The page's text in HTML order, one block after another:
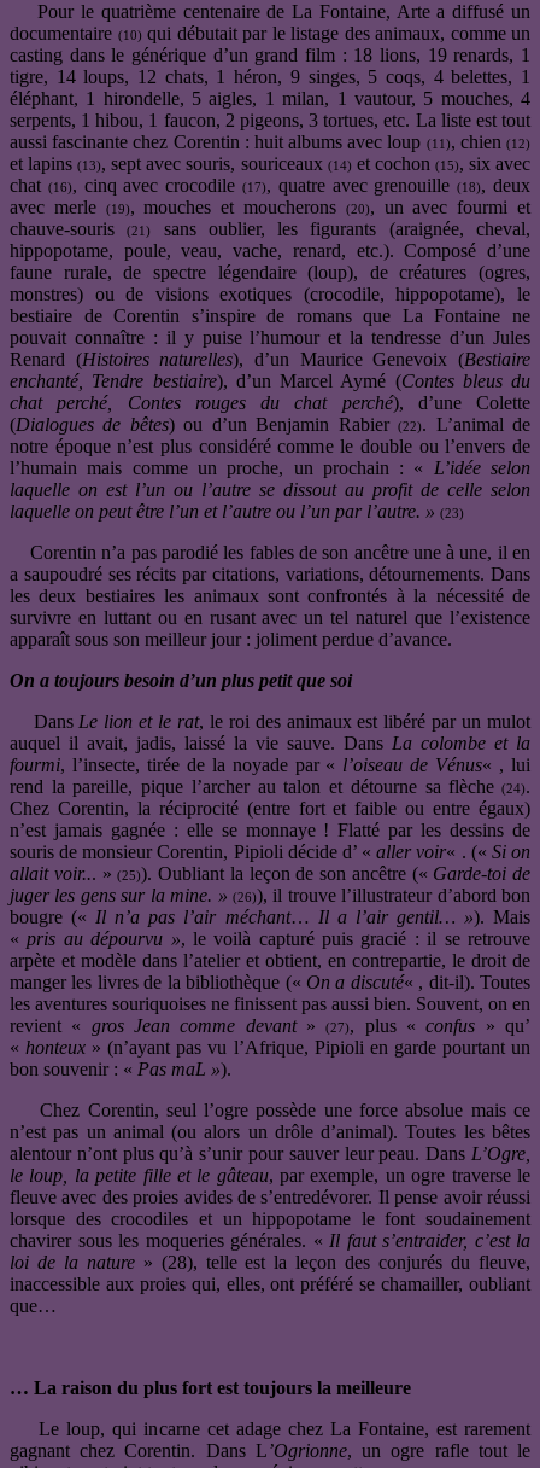
Pour le quatrième centenaire de La Fontaine, Arte a diffusé un
documentaire (10) qui débutait par le listage des animaux, comme un
casting dans le générique d’un grand film : 18 lions, 19 renards, 1
tigre, 14 loups, 12 chats, 1 héron, 9 singes, 5 coqs, 4 belettes, 1
éléphant, 1 hirondelle, 5 aigles, 1 milan, 1 vautour, 5 mouches, 4
serpents, 1 hibou, 1 faucon, 2 pigeons, 3 tortues, etc. La liste est tout
aussi fascinante chez Corentin : huit albums avec loup (11), chien(12)
et lapins(13), sept avec souris, souriceaux (14) et cochon (15), six avec
chat (16), cinq avec crocodile(17), quatre avec grenouille(18), deux
avec merle
(19), mouches et moucherons (20), un avec fourmi et
chauve-souris(21)
sans oublier, les figurants (araignée, cheval,
hippopotame, poule, veau, vache, renard, etc.). Composé d’une
faune rurale, de spectre légendaire (loup), de créatures (ogres,
monstres) ou de visions exotiques (crocodile, hippopotame), le
bestiaire de Corentin s’inspire de romans que La Fontaine ne
pouvait connaître : il y puise l’humour et la tendresse d’un Jules
Renard (Histoires naturelles), d’un Maurice Genevoix (Bestiaire
enchanté, Tendre bestiaire), d’un Marcel Aymé (Contes bleus du
chat perché, Contes rouges du chat perché), d’une Colette
(Dialogues de bêtes) ou d’un Benjamin Rabier(22). L’animal de
notre époque n’est plus considéré comme le double ou l’envers de
l’humain mais comme un proche, un prochain : « L’idée selon
laquelle on est l’un ou l’autre se dissout au profit de celle selon
laquelle on peut être l’un et l’autre ou l’un par l’autre. » (23)
Corentin n’a pas parodié les fables de son ancêtre une à une, il en
a saupoudré ses récits par citations, variations, détournements. Dans
les deux bestiaires les animaux sont confrontés à la nécessité de
survivre en luttant ou en rusant avec un tel naturel que l’existence
apparaît sous son meilleur jour : joliment perdue d’avance.
On a toujours besoin d’un plus petit que soi
DansLe lion et le rat, le roi des animaux est libéré par un mulot
auquel il avait, jadis, laissé la vie sauve. Dans La colombe et la
fourmi, l’insecte, tirée de la noyade par « l’oiseau de Vénus« , lui
rend la pareille, pique l’archer au talon et détourne sa flèche (24).
Chez Corentin, la réciprocité (entre fort et faible ou entre égaux)
n’est jamais gagnée : elle se monnaye ! Flatté par les dessins de
souris de monsieur Corentin, Pipioli décide d’ «aller voir« . (« Si on
allait voir... »(25)). Oubliant la leçon de son ancêtre (« Garde-toi de
juger les gens sur la mine. » (26)), il trouve l’illustrateur d’abord bon
bougre («Il n’apas l’air méchant… Il a l’air gentil… »). Mais
«pris au dépourvu », le voilà capturé puis gracié : il se retrouve
arpète et modèle dans l’atelier et obtient, en contrepartie, le droit de
manger les livres de la bibliothèque (« On a discuté« , dit-il). Toutes
les aventures souriquoises ne finissent pas aussi bien. Souvent, on en
revient « gros Jean comme devant»(27), plus «confus » qu’
«honteux » (n’ayant pas vu l’Afrique, Pipioli en garde pourtant un
bon souvenir : « Pas maL »).
Chez Corentin, seul l’ogre possède une force absolue mais ce
n’est pas un animal (ou alors un drôle d’animal). Toutes les bêtes
alentour n’ont plus qu’à s’unir pour sauver leur peau. Dans L’Ogre,
le loup, la petite fille et le gâteau, par exemple, un ogre traverse le
fleuve avec des proies avides de s’entredévorer. Il pense avoir réussi
lorsque des crocodiles et un hippopotame le font soudainement
chavirer sous les moqueries générales. « Il faut s’entraider, c’est la
loi de la nature» (28), telle est la leçon des conjurés du fleuve,
inaccessible aux proies qui, elles, ont préféré se chamailler, oubliant
que…
… La raison du plus fort est toujours la meilleure
Le loup, qui incarne cet adage chez La Fontaine, est rarement
gagnant chez Corentin. Dans L’Ogrionne, un ogre rafle tout le